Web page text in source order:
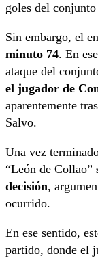
goles del
Sin embargo, el
minuto 74. En
ataque del
el jugador de
aparentemente
Salvo.
Una vez
“León de Collao”
decisión,
ocurrido.
En ese sentido,
partido, donde el